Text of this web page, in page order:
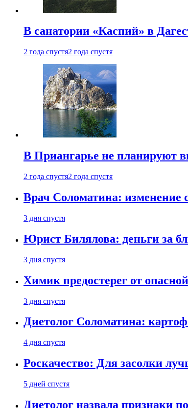
В санатории «Каспий» в
2 года спустя2 года спустя
В Приангарье не планируют
2 года спустя2 года спустя
Врач Соломатина: изменение
3 дня спустя
Юрист Билялова: деньги за
3 дня спустя
Химик предостерег от
3 дня спустя
Диетолог Соломатина:
4 дня спустя
Роскачество: Для засолки
5 дней спустя
Диетолог назвала признаки